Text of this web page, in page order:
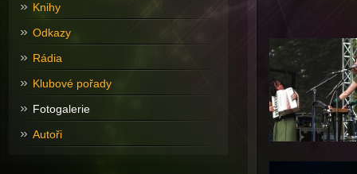
Knihy
Odkazy
Rádia
Klubové pořady
Fotogalerie
Autoři